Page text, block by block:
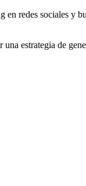
en redes sociales y
estrategia de